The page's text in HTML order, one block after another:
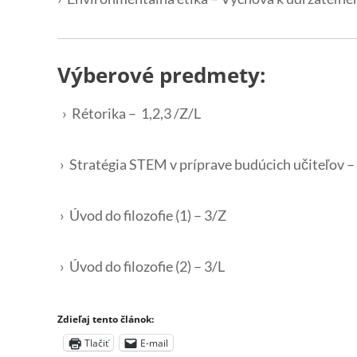
Výberové predmety:
› Rétorika – 1,2,3 /Z/L
› Stratégia STEM v príprave budúcich učiteľov
› Úvod do filozofie (1) – 3/Z
› Úvod do filozofie (2) – 3/L
Zdieľaj tento článok:
Tlačiť
E-mail